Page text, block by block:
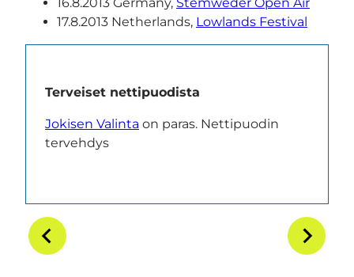
17.8.2013 Netherlands, Lowlands Festival
Terveiset nettipuodista
Jokisen Valinta on paras. Nettipuodin
tervehdys